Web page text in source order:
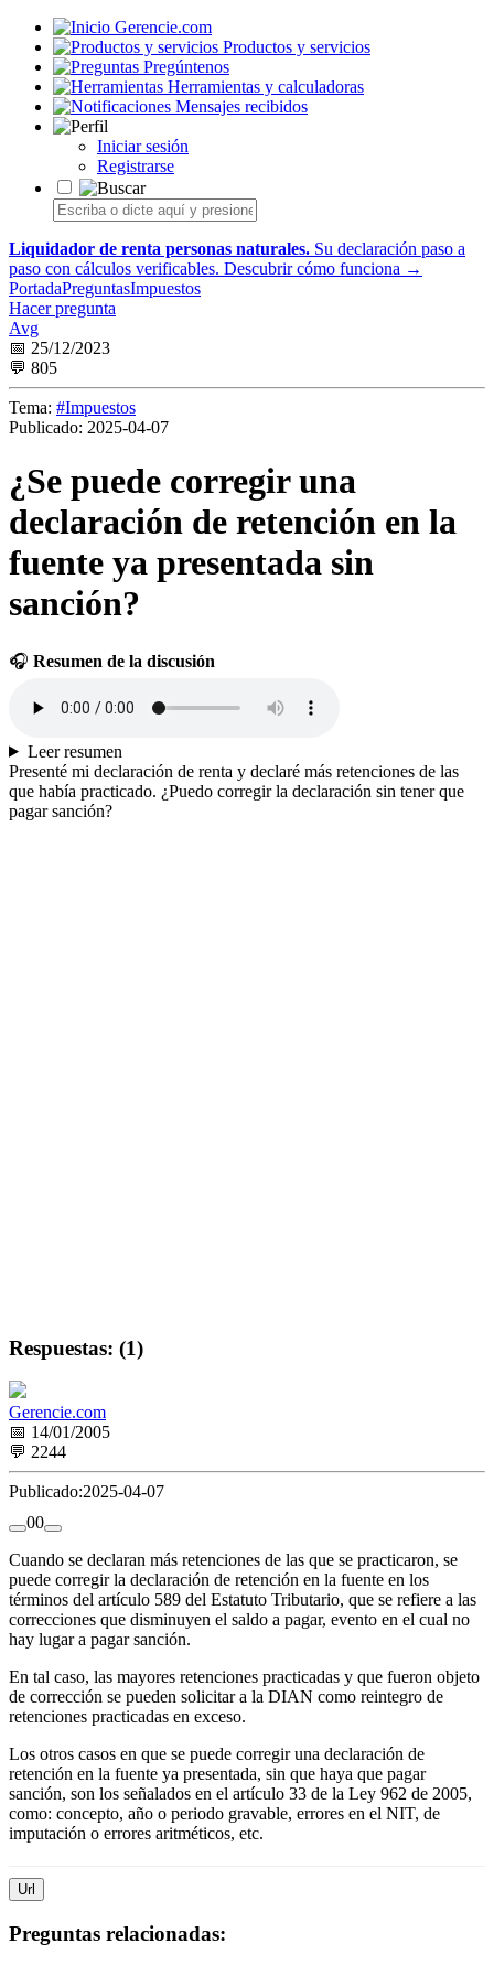
Gerencie.com
Productos y servicios
Pregúntenos
Herramientas y calculadoras
Mensajes recibidos
Iniciar sesión
Registrarse
Liquidador de renta personas naturales. Su declaración paso a
paso con cálculos verificables. Descubrir cómo funciona →
PortadaPreguntasImpuestos
Hacer pregunta
Avg
📅 25/12/2023
💬 805
Tema: #Impuestos
Publicado: 2025-04-07
¿Se puede corregir una
declaración de retención en la
fuente ya presentada sin
sanción?
🎧 Resumen de la discusión
Leer resumen
Presenté mi declaración de renta y declaré más retenciones de las
que había practicado. ¿Puedo corregir la declaración sin tener que
pagar sanción?
Respuestas: (1)
Gerencie.com
📅 14/01/2005
💬 2244
Publicado:2025-04-07
00
Cuando se declaran más retenciones de las que se practicaron, se
puede corregir la declaración de retención en la fuente en los
términos del artículo 589 del Estatuto Tributario, que se refiere a las
correcciones que disminuyen el saldo a pagar, evento en el cual no
hay lugar a pagar sanción.
En tal caso, las mayores retenciones practicadas y que fueron objeto
de corrección se pueden solicitar a la DIAN como reintegro de
retenciones practicadas en exceso.
Los otros casos en que se puede corregir una declaración de
retención en la fuente ya presentada, sin que haya que pagar
sanción, son los señalados en el artículo 33 de la Ley 962 de 2005,
como: concepto, año o periodo gravable, errores en el NIT, de
imputación o errores aritméticos, etc.
Url
Preguntas relacionadas: